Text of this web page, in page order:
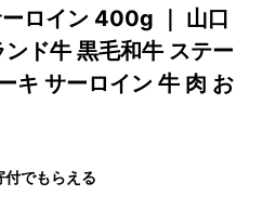
ロイン 400g ｜ 山口
ド牛 黒毛和牛 ステー
キ サーロイン 牛 肉 お
付でもらえる